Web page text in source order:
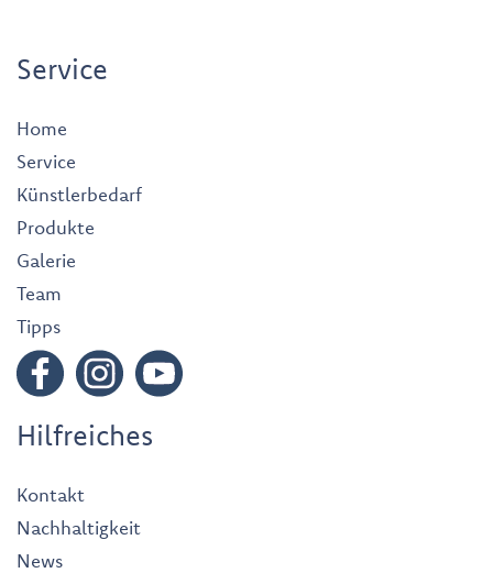
Service
Home
Service
Künstlerbedarf
Produkte
Galerie
Team
Tipps
Hilfreiches
Kontakt
Nachhaltigkeit
News